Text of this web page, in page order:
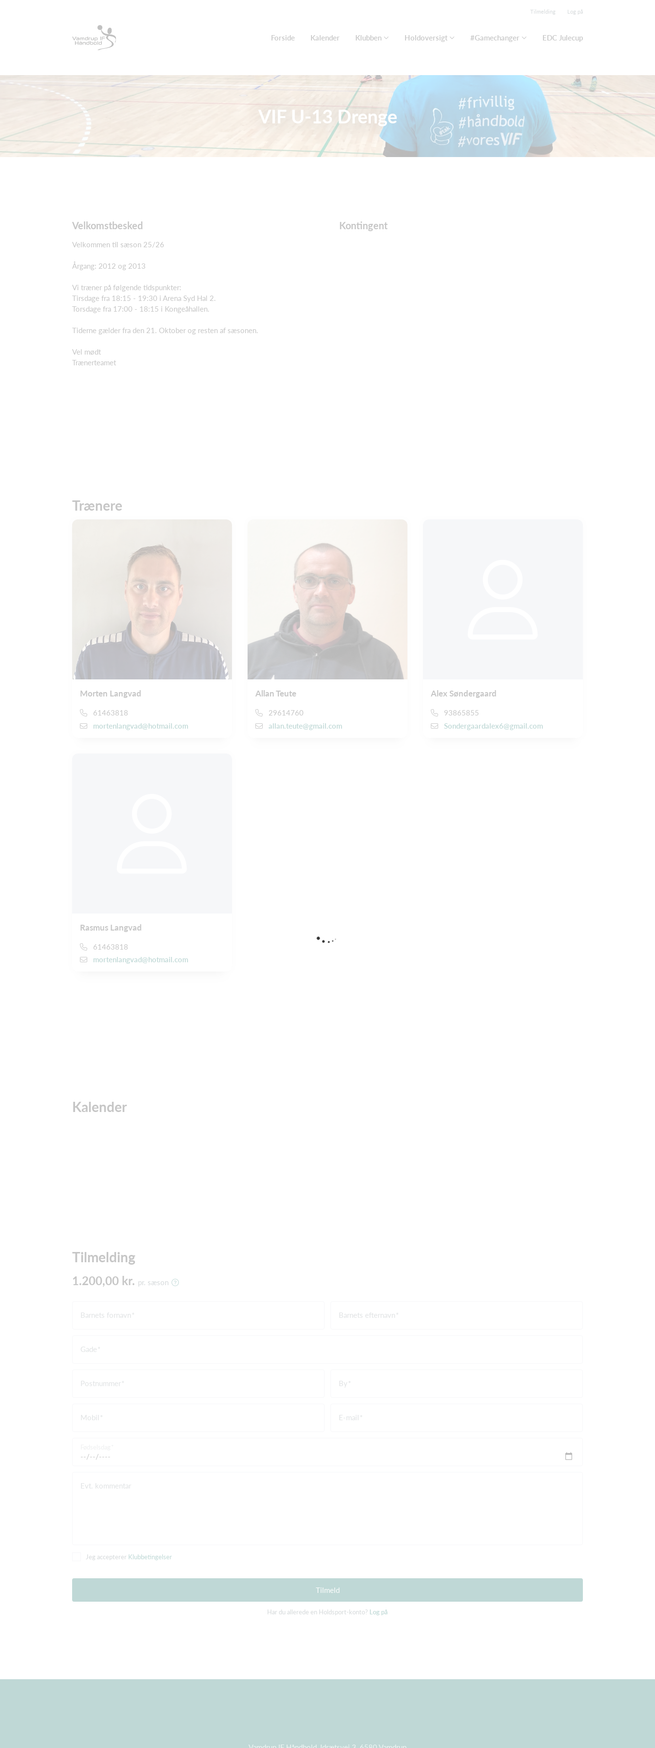
Tilmelding Log på
Forside Kalender Klubben Holdoversigt #Gamechanger EDC Julecup
VIF U-13 Drenge
Velkomstbesked
Velkommen til sæson 25/26
Årgang: 2012 og 2013
Vi træner på følgende tidspunkter:
Tirsdage fra 18:15 - 19:30 i Arena Syd Hal 2.
Torsdage fra 17:00 - 18:15 i Kongeåhallen.
Tiderne gælder fra den 21. Oktober og resten af sæsonen.
Vel mødt
Trænerteamet
Kontingent
Trænere
Morten Langvad
61463818
mortenlangvad@hotmail.com
Allan Teute
29614760
allan.teute@gmail.com
Alex Søndergaard
93865855
Sondergaardalex6@gmail.com
Rasmus Langvad
61463818
mortenlangvad@hotmail.com
Kalender
Tilmelding
1.200,00 kr. pr. sæson
Barnets fornavn Barnets efternavn
Gade
Postnummer By
Mobil E-mail
Evt. kommentar
Jeg accepterer Klubbetingelser
Tilmeld
Har du allerede en Holdsport-konto? Log på